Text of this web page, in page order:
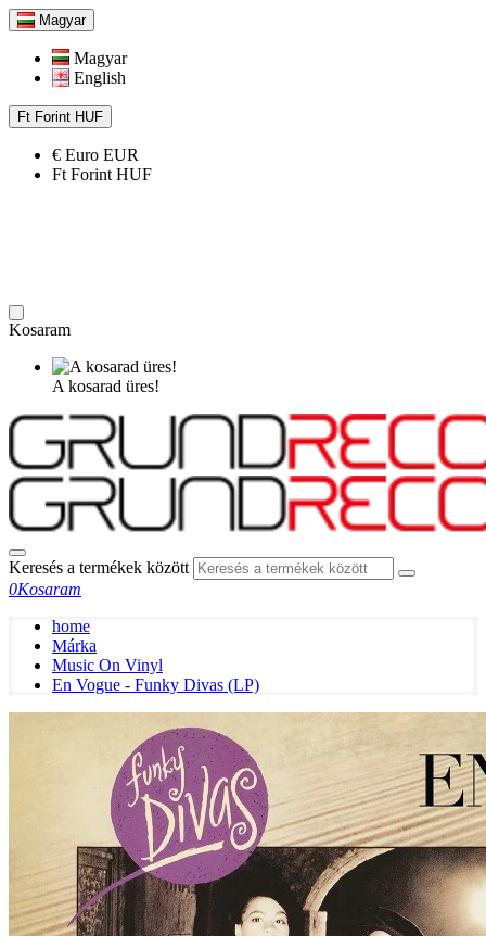
Magyar
Magyar
English
Ft Forint HUF
€ Euro EUR
Ft Forint HUF
Kosaram
A kosarad üres!
Keresés a termékek között
0Kosaram
home
Márka
Music On Vinyl
En Vogue - Funky Divas (LP)